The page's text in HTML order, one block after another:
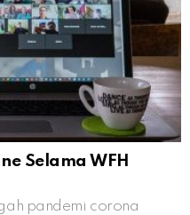
Selama WFH
pandemi corona